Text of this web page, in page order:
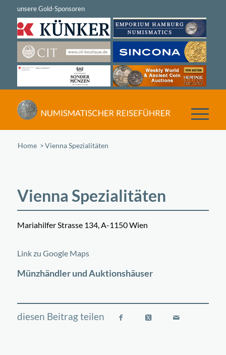
Home /Vienna Spezialitäten
Vienna Spezialitäten
Mariahilfer Strasse 134, A-1150 Wien
+
Link zu Google Maps
Münzhändler und Auktionshäuser